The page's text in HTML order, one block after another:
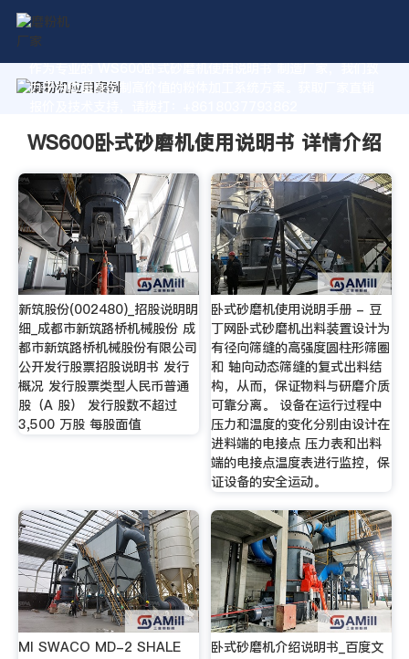
作为专业的 WS600卧式砂磨机使用说明书 制造厂家，我们致
力于为您量身定制高价值的粉体加工系统方案。获取厂家直销
WS600卧式砂磨机使用说明书 详情介绍
新筑股份(002480)_招股说明明
细_成都市新筑路桥机械股份 成
都市新筑路桥机械股份有限公司
公开发行股票招股说明书 发行
概况 发行股票类型人民币普通
股（A 股） 发行股数不超过
3,500 万股 每股面值
卧式砂磨机使用说明手册 - 豆
丁网卧式砂磨机出料装置设计为
有径向筛缝的高强度圆柱形筛圈
和 轴向动态筛缝的复式出料结
构，从而，保证物料与研磨介质
可靠分离。 设备在运行过程中
压力和温度的变化分别由设计在
进料端的电接点 压力表和出料
端的电接点温度表进行监控，保
证设备的安全运动。
MI SWACO MD-2 SHALE
卧式砂磨机介绍说明书_百度文